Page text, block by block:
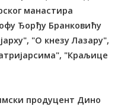
манастира
Ђорђу Бранковићу
"О кнезу Лазару",
"Краљице
продуцент Дино